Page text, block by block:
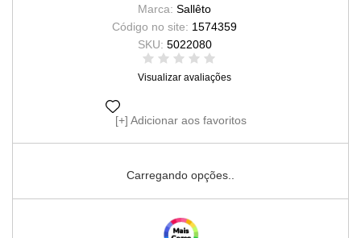
Marca: Sallêto
Código no site: 1574359
SKU: 5022080
Visualizar avaliações
Adicionar aos favoritos
Carregando opções..